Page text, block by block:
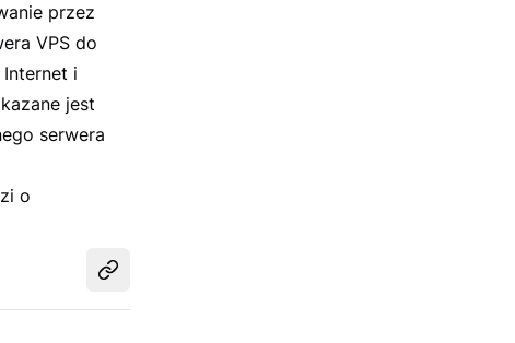
przez
VPS do
Internet i
jest
serwera
o
Udostępnij